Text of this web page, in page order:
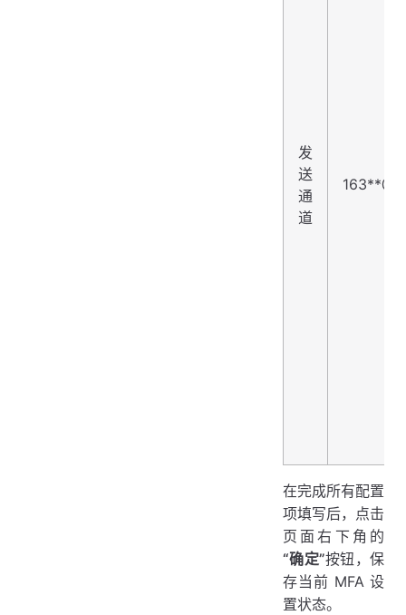
发
送
通
道
在完成所有配置
项填写后，点击
页面右下角的
“确定”按钮，保
存当前 MFA 设
置状态。